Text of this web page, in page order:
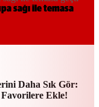
sağı ile temasa
Daha Sık Gör:
Favorilere Ekle!